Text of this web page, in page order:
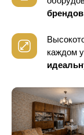
брендов
каждом